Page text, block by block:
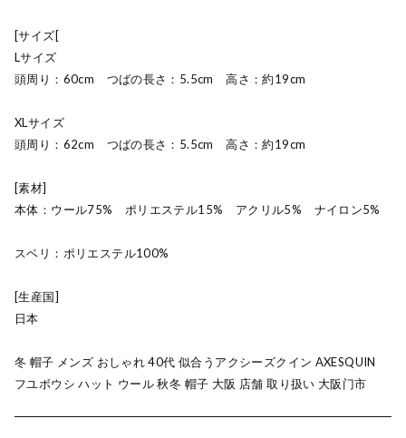
[サイズ[
Lサイズ
頭周り：60cm つばの長さ：5.5cm 高さ：約19cm
XLサイズ
頭周り：62cm つばの長さ：5.5cm 高さ：約19cm
[素材]
本体：ウール75% ポリエステル15% アクリル5% ナイロン5%
スベリ：ポリエステル100%
[生産国]
日本
冬 帽子 メンズ おしゃれ 40代 似合うアクシーズクイン AXESQUIN
フユボウシ ハット ウール 秋冬 帽子 大阪 店舗 取り扱い 大阪门市